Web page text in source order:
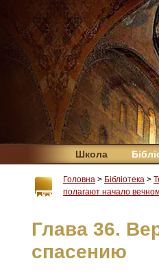
Школа
Головна > Бібліотека >
полагают начало
Глава 36.
спасению